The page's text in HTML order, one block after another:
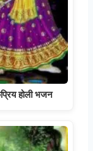
होली भजन